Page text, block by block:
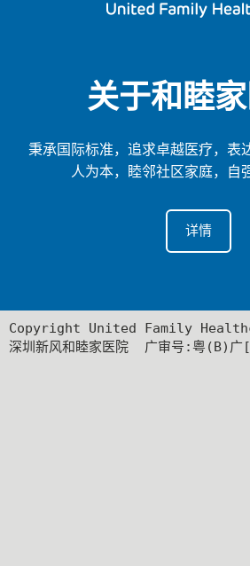
关于和睦
秉承国际标准，追求卓越医疗，表
人为本，睦邻社区家庭，自
详情
Copyright United Family
深圳新风和睦家医院  广审号:粤(B)